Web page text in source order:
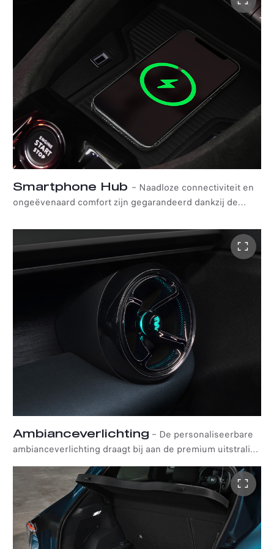
geplaatst dan in andere modellen in zijn klasse en
bekleed met zachte materialen voor meer comfort.
Hierdoor gaat hij naadloos op in het het interieur, terwijl
hij tegelijkertijd praktisch is dankzij handige
opbergvakken en hoogwaardige materialen. Bovendien
zijn essentiële bedieningselementen altijd binnen
handbereik, zoals de Start&Stop-knop, schakelknop, de
elektronische parkeerrem en de kenmerkende Alfa DNA-
selector.
Smartphone Hub – Naadloze connectiviteit en
ongeëvenaard comfort zijn gegarandeerd dankzij de
Daarnaast beschikt de Alfa Romeo Junior over USB-
poorten voorin en een USB-C-aansluiting op de
achterbank. LED-indicatoren geven informatie over de
laadstatus, zodat uw apparaten altijd van stroom zijn
Ambianceverlichting – De personaliseerbare
ambianceverlichting draagt bij aan de premium uitstraling
van de Alfa Romeo Junior Ibrida en accentueert elk detail
in het interieur. De verlichting is op strategische plaatsen
in het interieur verwerkt, zoals in de middenconsole, de
luchtroosters en het 'Cannocchiale'-instrumentencluster.
U heeft de keuze uit 8 kleuren die zelfs de kleinste
details in het interieur benadrukken, zoals de